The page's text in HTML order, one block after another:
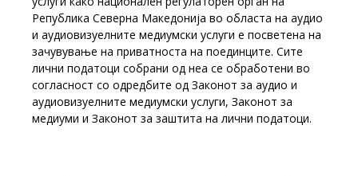
Република Северна Македонија во областа на аудио
и аудиовизуелните медиумски услуги е посветена на
зачувување на приватноста на поединците. Сите
лични податоци собрани од неа се обработени во
согласност со одредбите од Законот за аудио и
аудиовизуелните медиумски услуги, Законот за
медиуми и Законот за заштита на лични податоци.